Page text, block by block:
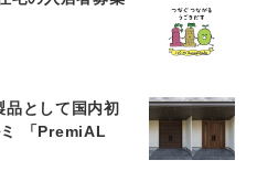
品として国内初
「PremiAL